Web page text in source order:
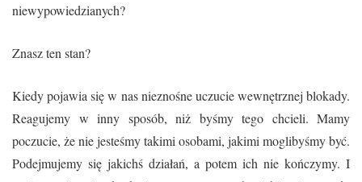
niewypowiedzianych?
Znasz ten stan?
Kiedy pojawia się w nas nieznośne uczucie wewnętrznej blokady.
Reagujemy w inny sposób, niż byśmy tego chcieli. Mamy
poczucie, że nie jesteśmy takimi osobami, jakimi moglibyśmy być.
Podejmujemy się jakichś działań, a potem ich nie kończymy. I